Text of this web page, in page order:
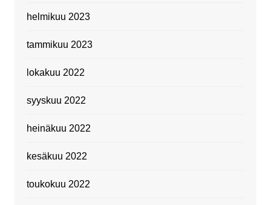
helmikuu 2023
tammikuu 2023
lokakuu 2022
syyskuu 2022
heinäkuu 2022
kesäkuu 2022
toukokuu 2022